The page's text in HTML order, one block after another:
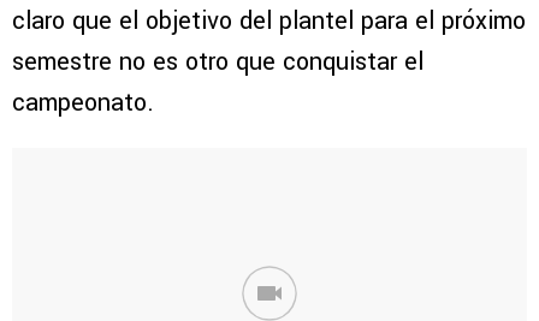
claro que el objetivo del plantel para el próximo
semestre no es otro que conquistar el
campeonato.